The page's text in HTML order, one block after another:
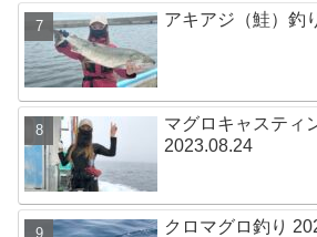
アキアジ（鮭）釣
マグロキャスティ
2023.08.24
クロマグロ釣り